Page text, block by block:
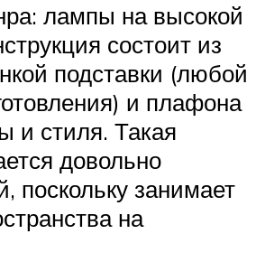
лампы на высокой
состоит из
подставки (любой
и плафона
стиля. Такая
довольно
поскольку занимает
на